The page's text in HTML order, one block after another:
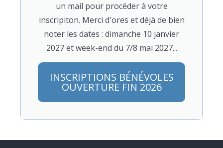
un mail pour procéder à votre
inscripiton. Merci d'ores et déjà de bien
noter les dates : dimanche 10 janvier
2027 et week-end du 7/8 mai 2027...
INSCRIPTIONS BÉNÉVOLES
OUVERTURE FIN 2026